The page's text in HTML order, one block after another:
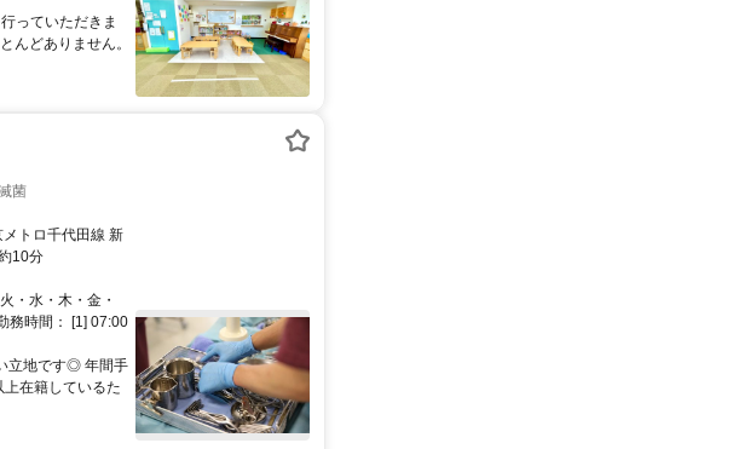
っていただきま
んどありません。
菌
トロ千代田線 新
10分
・水・木・金・
務時間： [1] 07:00
立地です◎ 年間手
在籍しているた